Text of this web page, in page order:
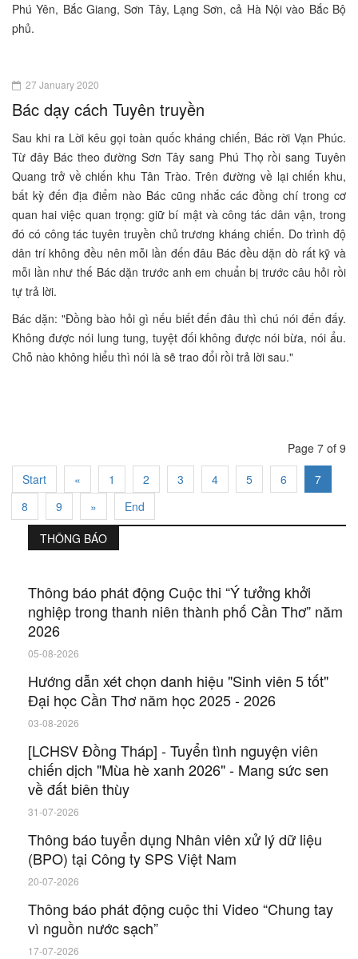
Phú Yên, Bắc Giang, Sơn Tây, Lạng Sơn, cả Hà Nội vào Bắc Bộ
phủ.
27 January 2020
Bác dạy cách Tuyên truyền
Sau khi ra Lời kêu gọi toàn quốc kháng chiến, Bác rời Vạn Phúc.
Từ đây Bác theo đường Sơn Tây sang Phú Thọ rồi sang Tuyên
Quang trở về chiến khu Tân Trào. Trên đường về lại chiến khu,
bất kỳ đến địa điểm nào Bác cũng nhắc các đồng chí trong cơ
quan hai việc quan trọng: giữ bí mật và công tác dân vận, trong
đó có công tác tuyên truyền chủ trương kháng chiến. Do trình độ
dân trí không đều nên mỗi lần đến đâu Bác đều dặn dò rất kỹ và
mỗi lần như thế Bác dặn trước anh em chuẩn bị trước câu hỏi rồi
tự trả lời.
Bác dặn: "Đồng bào hỏi gì nếu biết đến đâu thì chú nói đến đấy.
Không được nói lung tung, tuyệt đối không được nói bừa, nói ẩu.
Chỗ nào không hiểu thì nói là sẽ trao đổi rồi trả lời sau."
Page 7 of 9
Start
« 1 2 3 4 5 6
7
8
9 »
End
THÔNG BÁO
Thông báo phát động Cuộc thi “Ý tưởng khởi
nghiệp trong thanh niên thành phố Cần Thơ” năm
2026
05-08-2026
Hướng dẫn xét chọn danh hiệu "Sinh viên 5 tốt"
Đại học Cần Thơ năm học 2025 - 2026
03-08-2026
[LCHSV Đồng Tháp] - Tuyển tình nguyện viên
chiến dịch "Mùa hè xanh 2026" - Mang sức sen
về đất biên thùy
31-07-2026
Thông báo tuyển dụng Nhân viên xử lý dữ liệu
(BPO) tại Công ty SPS Việt Nam
20-07-2026
Thông báo phát động cuộc thi Video “Chung tay
vì nguồn nước sạch”
17-07-2026